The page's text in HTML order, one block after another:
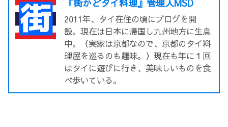
『街かどタイ料理』管理人MSD
2011年、タイ在住の頃にブログを開
設。現在は日本に帰国し九州地方に生息
中。（実家は京都なので、京都のタイ料
理屋を巡るのも趣味。）現在も年に１回
はタイに遊びに行き、美味しいものを食
べ歩いている。